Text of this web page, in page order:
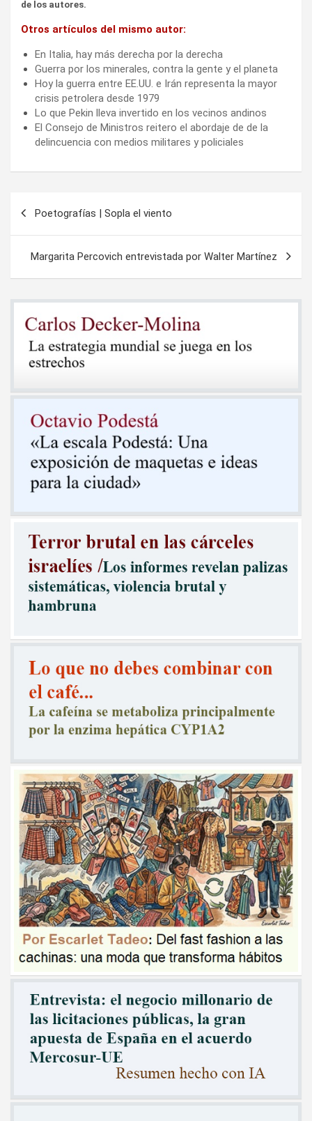
de los autores.
Otros artículos del mismo autor:
En Italia, hay más derecha por la derecha
Guerra por los minerales, contra la gente y el planeta
Hoy la guerra entre EE.UU. e Irán representa la mayor
crisis petrolera desde 1979
Lo que Pekin lleva invertido en los vecinos andinos
El Consejo de Ministros reitero el abordaje de de la
delincuencia con medios militares y policiales
entradas
Poetografías | Sopla el viento
Margarita Percovich entrevistada por Walter Martínez